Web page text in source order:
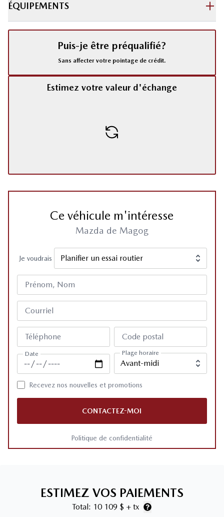
ÉQUIPEMENTS
Ce véhicule m'intéresse
Mazda de Magog
Je voudrais
Prénom, Nom
Courriel
Téléphone Code postal
Date Plage horaire
Recevez nos nouvelles et promotions
CONTACTEZ-MOI
Politique de confidentialité
Puis-je être préqualifié?
Sans affecter votre pointage de crédit.
Estimez votre valeur d'échange
ESTIMEZ VOS PAIEMENTS
Total: 10 109 $ + tx